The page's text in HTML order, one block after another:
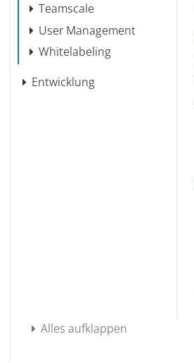
Teamscale
User Management
Whitelabeling
Entwicklung
Alles aufklappen